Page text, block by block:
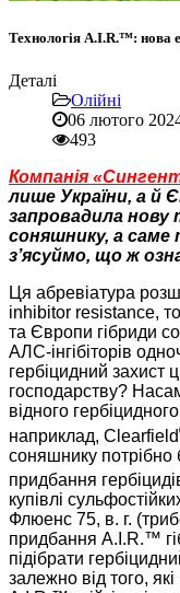
Технологія A.I.R.™: нова
Деталі
Олійні
06 лютого
493
Компанія
лише України, а й
запровадила
соняшнику, а саме
з’ясуймо, що ж
Ця абревіатура
inhibitor resistance,
та Європи гібриди
АЛС-інгібіторів
гербіцидний захист
господарству?
від­ного
наприклад, Clearfield
соняшнику потрібно
придбання
купівлі
Флюенс 75, в. г.
придбання A.I.R.™
підібрати
залежно від того,